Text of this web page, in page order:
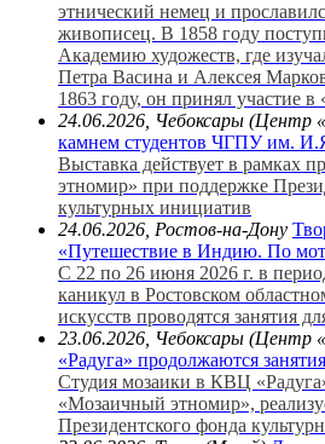
этнический немец и
живописец. В 1858 году
Академию художеств, где
Петра Васина и Алексея
1863 году, он принял участие
24.06.2026, Чебоксары (Центр
камнем студентов ЧГПУ им.
Выставка действует в рамках
этномир» при поддержке
культурных инициатив
24.06.2026, Ростов-на-Дону
«Путешествие в Индию. По
С 22 по 26 июня 2026 г. в
каникул в Ростовском
искусств проводятся занятия
23.06.2026, Чебоксары (Центр
«Радуга» продолжаются
Студия мозаики в КВЦ
«Мозаичный этномир»,
Президентского фонда